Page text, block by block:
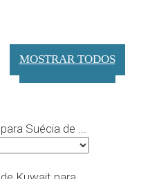
MOSTRAR TODOS
Suécia de ...